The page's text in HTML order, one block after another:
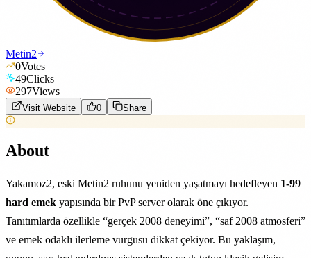
Metin2
0Votes
49Clicks
297Views
Visit Website 0 Share
About
Yakamoz2, eski Metin2 ruhunu yeniden yaşatmayı hedefleyen 1-99
hard emek yapısında bir PvP server olarak öne çıkıyor.
Tanıtımlarda özellikle “gerçek 2008 deneyimi”, “saf 2008 atmosferi”
ve emek odaklı ilerleme vurgusu dikkat çekiyor. Bu yaklaşım,